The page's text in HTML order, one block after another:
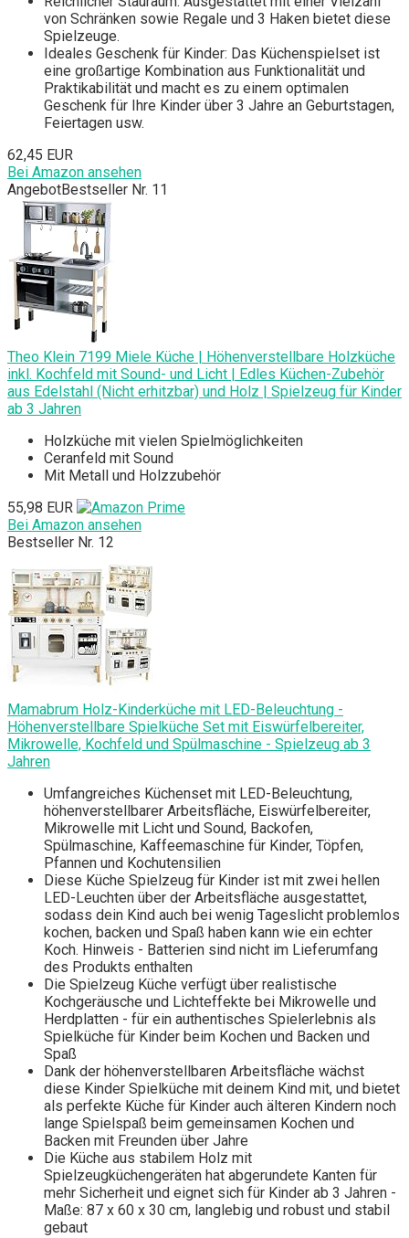
von Schränken sowie Regale und 3 Haken bietet diese
Spielzeuge.
Ideales Geschenk für Kinder: Das Küchenspielset ist
eine großartige Kombination aus Funktionalität und
Praktikabilität und macht es zu einem optimalen
Geschenk für Ihre Kinder über 3 Jahre an Geburtstagen,
Feiertagen usw.
62,45 EUR
Bei Amazon ansehen
AngebotBestseller Nr. 11
Theo Klein 7199 Miele Küche | Höhenverstellbare Holzküche
inkl. Kochfeld mit Sound- und Licht | Edles Küchen-Zubehör
aus Edelstahl (Nicht erhitzbar) und Holz | Spielzeug für Kinder
ab 3 Jahren
Holzküche mit vielen Spielmöglichkeiten
Ceranfeld mit Sound
Mit Metall und Holzzubehör
55,98 EUR
Bei Amazon ansehen
Bestseller Nr. 12
Mamabrum Holz-Kinderküche mit LED-Beleuchtung -
Höhenverstellbare Spielküche Set mit Eiswürfelbereiter,
Mikrowelle, Kochfeld und Spülmaschine - Spielzeug ab 3
Jahren
Umfangreiches Küchenset mit LED-Beleuchtung,
höhenverstellbarer Arbeitsfläche, Eiswürfelbereiter,
Mikrowelle mit Licht und Sound, Backofen,
Spülmaschine, Kaffeemaschine für Kinder, Töpfen,
Pfannen und Kochutensilien
Diese Küche Spielzeug für Kinder ist mit zwei hellen
LED-Leuchten über der Arbeitsfläche ausgestattet,
sodass dein Kind auch bei wenig Tageslicht problemlos
kochen, backen und Spaß haben kann wie ein echter
Koch. Hinweis - Batterien sind nicht im Lieferumfang
des Produkts enthalten
Die Spielzeug Küche verfügt über realistische
Kochgeräusche und Lichteffekte bei Mikrowelle und
Herdplatten - für ein authentisches Spielerlebnis als
Spielküche für Kinder beim Kochen und Backen und
Spaß
Dank der höhenverstellbaren Arbeitsfläche wächst
diese Kinder Spielküche mit deinem Kind mit, und bietet
als perfekte Küche für Kinder auch älteren Kindern noch
lange Spielspaß beim gemeinsamen Kochen und
Backen mit Freunden über Jahre
Die Küche aus stabilem Holz mit
Spielzeugküchengeräten hat abgerundete Kanten für
mehr Sicherheit und eignet sich für Kinder ab 3 Jahren -
Maße: 87 x 60 x 30 cm, langlebig und robust und stabil
gebaut